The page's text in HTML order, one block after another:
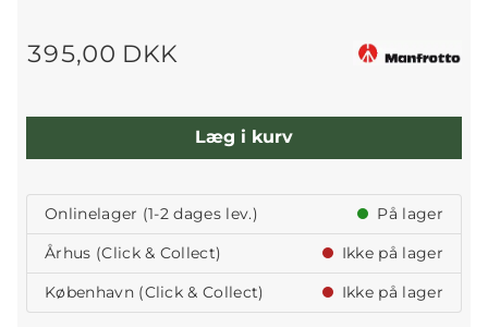
395,00 DKK
Læg i kurv
Onlinelager (1-2 dages lev.)
På lager
Århus (Click & Collect)
Ikke på lager
København (Click & Collect)
Ikke på lager